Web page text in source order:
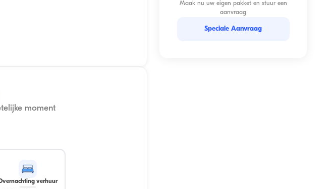
moment
verhuur
Maak nu uw eigen pakket en stuur een
aanvraag
Speciale Aanvraag